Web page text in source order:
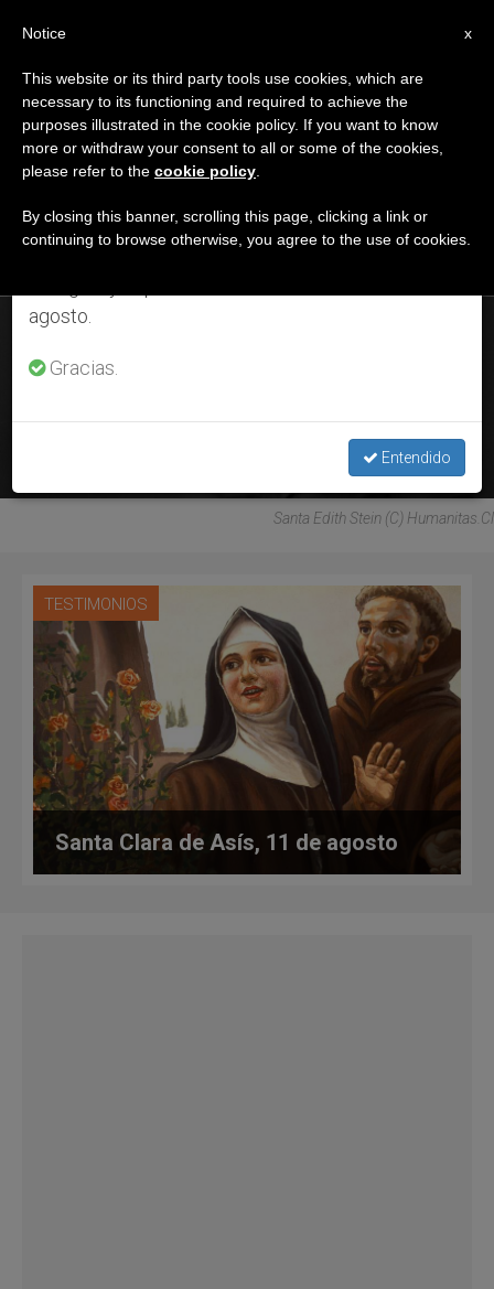
ETIQUETA
Posts Tagged ‘santas’
ÚLTIMAS NOTICIAS
Revista ‘Mujeres Iglesia Mundo’: La confianza de las
patronas de Europa
Santa Edith Stein (C) Humanitas.cl
TESTIMONIOS
Santa Clara de Asís, 11 de agosto
×
Aviso importante
Del 27 de julio al 7 de agosto haremos la pausa
anual, aprovechando que en el periodo de verano
se generan menos informaciones y también el
agosto.
Gracias.
Entendido
x
Notice
This website or its third party tools use cookies, which are
necessary to its functioning and required to achieve the
purposes illustrated in the cookie policy. If you want to know
more or withdraw your consent to all or some of the cookies,
please refer to the cookie policy
By closing this banner, scrolling this page, clicking a link or
continuing to browse otherwise, you agree to the use of cookies.